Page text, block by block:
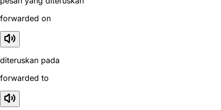
forwarded on
diteruskan pada
forwarded to